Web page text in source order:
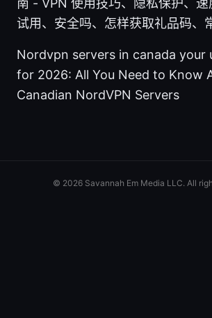
试用、安全吗、怎样获取礼品码、
Nordvpn servers in canada your
for 2026: All You Need to Know
Canadian NordVPN Servers
© 2026 Savannah Em Media LLC. All